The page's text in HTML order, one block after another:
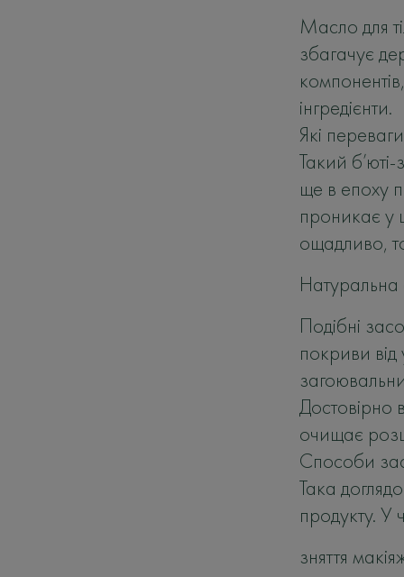
Масло для
збагачує
інгредієнти.
Які
Такий
ще в епоху
проникає у
ощадливо,
Натуральна
Подібні
покриви
Достовірно
очищає
Способи
Така
продукту. У
зняття